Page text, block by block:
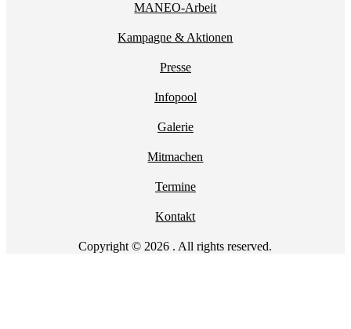
MANEO-Arbeit
Kampagne & Aktionen
Presse
Infopool
Galerie
Mitmachen
Termine
Kontakt
Copyright © 2026 . All rights reserved.